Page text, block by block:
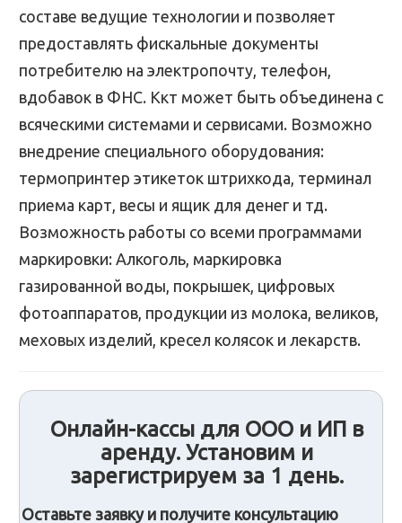
составе ведущие технологии и позволяет
предоставлять фискальные документы
потребителю на электропочту, телефон,
вдобавок в ФНС. Ккт может быть объединена с
всяческими системами и сервисами. Возможно
внедрение специального оборудования:
термопринтер этикеток штрихкода, терминал
приема карт, весы и ящик для денег и тд.
Возможность работы со всеми программами
маркировки: Алкоголь, маркировка
газированной воды, покрышек, цифровых
фотоаппаратов, продукции из молока, великов,
меховых изделий, кресел колясок и лекарств.
Онлайн-кассы для ООО и ИП в
аренду. Установим и
зарегистрируем за 1 день.
Оставьте заявку и получите консультацию